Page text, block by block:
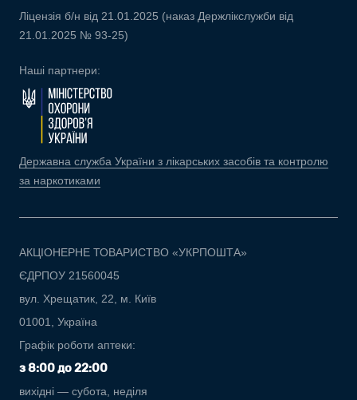
Ліцензія б/н від 21.01.2025 (наказ Держлікслужби від
21.01.2025 № 93-25)
Наші партнери:
Державна служба України з лікарських засобів та контролю
за наркотиками
АКЦІОНЕРНЕ ТОВАРИСТВО «УКРПОШТА»
ЄДРПОУ 21560045
вул. Хрещатик, 22, м. Київ
01001, Україна
Графік роботи аптеки:
з 8:00 до 22:00
вихідні — субота, неділя